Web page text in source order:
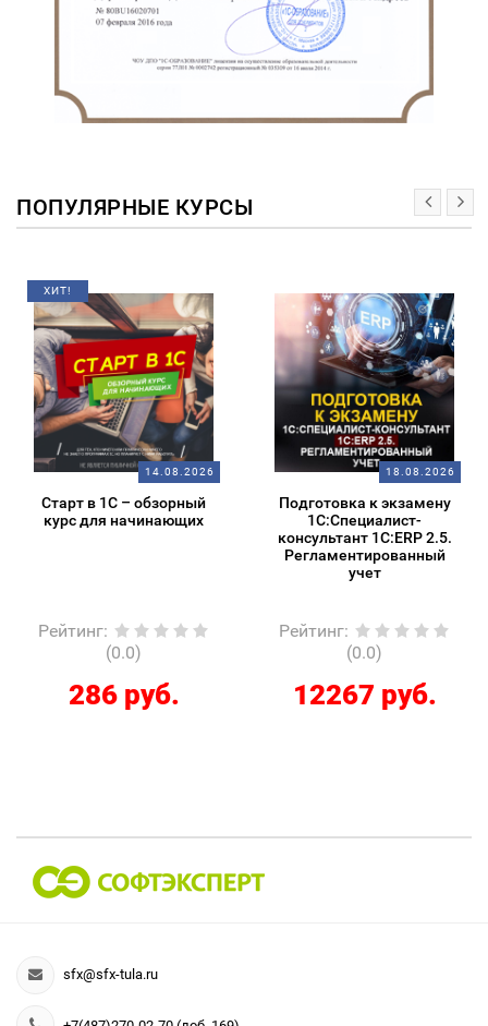
ПОПУЛЯРНЫЕ КУРСЫ
ХИТ!
14.08.2026
Старт в 1С – обзорный
курс для начинающих
Рейтинг:
(0.0)
286 руб.
18.08.2026
Подготовка к экзамену
1С:Специалист-
консультант 1С:ERP 2.5.
Регламентированный
учет
Рейтинг:
(0.0)
12267 руб.
sfx@sfx-tula.ru